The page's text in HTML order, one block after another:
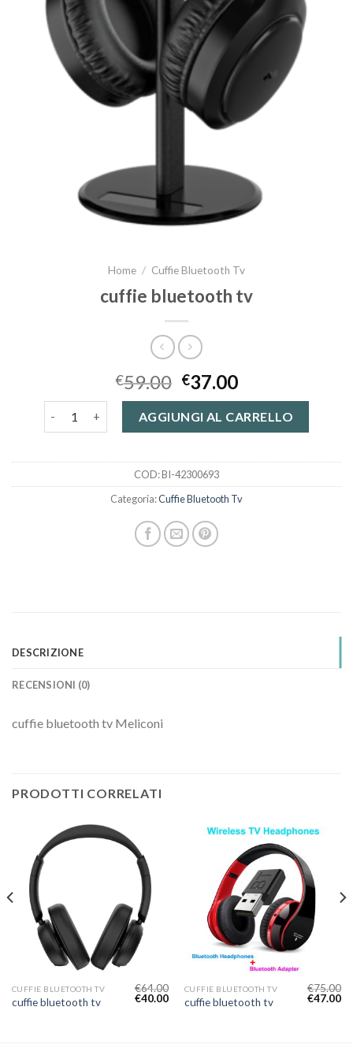
Home / Cuffie Bluetooth Tv
cuffie bluetooth tv
€59.00 €37.00
AGGIUNGI AL CARRELLO
COD:BI-42300693
Categoria:Cuffie Bluetooth Tv
DESCRIZIONE
RECENSIONI (0)
cuffie bluetooth tv Meliconi
PRODOTTI CORRELATI
CUFFIE BLUETOOTH TV
cuffie bluetooth tv
€64.00
€40.00
CUFFIE BLUETOOTH TV
cuffie bluetooth tv
€75.00
€47.00